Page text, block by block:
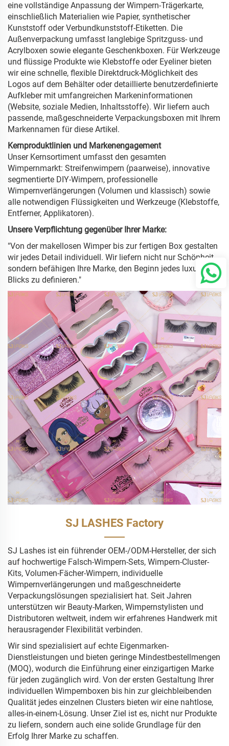
eine vollständige Anpassung der Wimpern-Trägerkarte,
einschließlich Materialien wie Papier, synthetischer
Kunststoff oder Verbundkunststoff-Etiketten. Die
Außenverpackung umfasst langlebige Spritzguss- und
Acrylboxen sowie elegante Geschenkboxen. Für Werkzeuge
und flüssige Produkte wie Klebstoffe oder Eyeliner bieten
wir eine schnelle, flexible Direktdruck-Möglichkeit des
Logos auf dem Behälter oder detaillierte benutzerdefinierte
Aufkleber mit umfangreichen Markeninformationen
(Website, soziale Medien, Inhaltsstoffe). Wir liefern auch
passende, maßgeschneiderte Verpackungsboxen mit Ihrem
Markennamen für diese Artikel.
Kernproduktlinien und Markenengagement
Unser Kernsortiment umfasst den gesamten
Wimpernmarkt: Streifenwimpern (paarweise), innovative
segmentierte DIY-Wimpern, professionelle
Wimpernverlängerungen (Volumen und klassisch) sowie
alle notwendigen Flüssigkeiten und Werkzeuge (Klebstoffe,
Entferner, Applikatoren).
Unsere Verpflichtung gegenüber Ihrer Marke:
"Von der makellosen Wimper bis zur fertigen Box gestalten
wir jedes Detail individuell. Wir liefern nicht nur Schönheit,
sondern befähigen Ihre Marke, den Beginn jedes luxuriösen
Blicks zu definieren."
SJ LASHES Factory
SJ Lashes ist ein führender OEM-/ODM-Hersteller, der sich
auf hochwertige Falsch-Wimpern-Sets, Wimpern-Cluster-
Kits, Volumen-Fächer-Wimpern, individuelle
Wimpernverlängerungen und maßgeschneiderte
Verpackungslösungen spezialisiert hat. Seit Jahren
unterstützen wir Beauty-Marken, Wimpernstylisten und
Distributoren weltweit, indem wir erfahrenes Handwerk mit
herausragender Flexibilität verbinden.
Wir sind spezialisiert auf echte Eigenmarken-
Dienstleistungen und bieten geringe Mindestbestellmengen
(MOQ), wodurch die Einführung einer einzigartigen Marke
für jeden zugänglich wird. Von der ersten Gestaltung Ihrer
individuellen Wimpernboxen bis hin zur gleichbleibenden
Qualität jedes einzelnen Clusters bieten wir eine nahtlose,
alles-in-einem-Lösung. Unser Ziel ist es, nicht nur Produkte
zu liefern, sondern auch eine solide Grundlage für den
Erfolg Ihrer Marke zu schaffen.